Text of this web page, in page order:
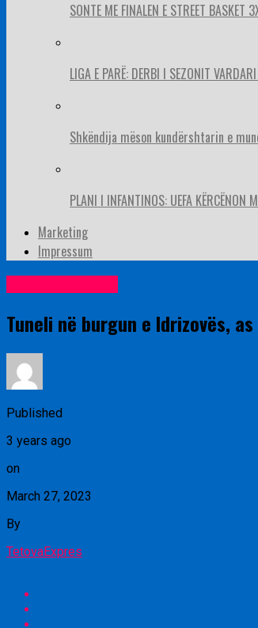
SONTE ME FINALEN E STREET BASKET
LIGA E PARË: DERBI I SEZONIT
Shkëndija mëson kundërshtarin e
PLANI I INFANTINOS: UEFA KËRCËNON
Marketing
Impressum
Tuneli në burgun e Idrizovës,
Published
3 years ago
on
March 27, 2023
By
TetovaExpres